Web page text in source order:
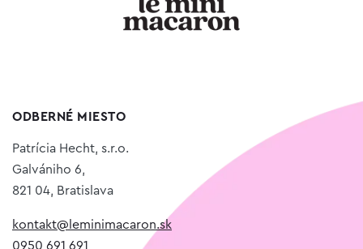
ODBERNÉ MIESTO
Patrícia Hecht, s.r.o.
Galvániho 6,
821 04, Bratislava
kontakt@leminimacaron.sk
0950 691 691